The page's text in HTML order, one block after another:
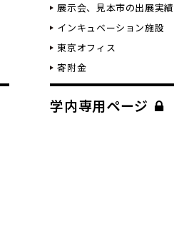
展示会、見本市の出展実績
インキュベーション施設
東京オフィス
寄附金
学内専用ページ